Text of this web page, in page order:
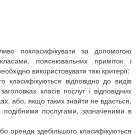
покласифікувати за допомогою
пояснювальних приміток і
використовувати такі критерії:
класифікуються відповідно до видів
класів послуг і відповідних
або, якщо таких знайти не вдається,
послугами, зазначеними в
оренди здебільшого класифікуються